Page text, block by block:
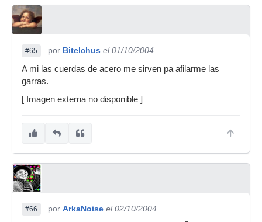
#65 por Bitelchus el 01/10/2004
A mi las cuerdas de acero me sirven pa afilarme las
garras.
[ Imagen externa no disponible ]
#66 por ArkaNoise el 02/10/2004